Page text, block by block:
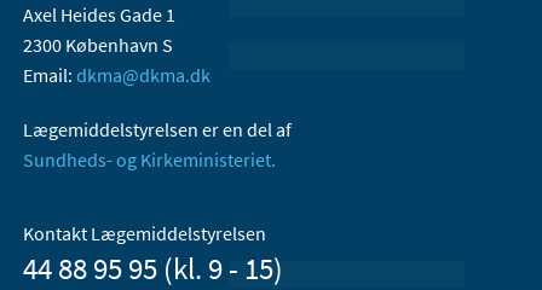
Axel Heides Gade 1
2300 København S
Email: dkma@dkma.dk
Lægemiddelstyrelsen er en del af
Sundheds- og Kirkeministeriet.
Kontakt Lægemiddelstyrelsen
44 88 95 95 (kl. 9 - 15)